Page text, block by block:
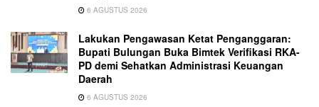
6 AGUSTUS 2026
Lakukan Pengawasan Ketat Penganggaran:
Bupati Bulungan Buka Bimtek Verifikasi RKA-
PD demi Sehatkan Administrasi Keuangan
Daerah
6 AGUSTUS 2026